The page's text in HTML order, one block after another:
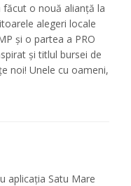
o nouă alianţă la
alegeri locale
şi o partea a PRO
şi titlul bursei de
noi! Unele cu oameni,
aplicația Satu Mare